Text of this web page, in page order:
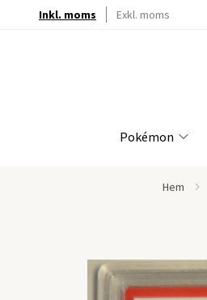
Inkl. moms Exkl. moms
Pokémon
Hem